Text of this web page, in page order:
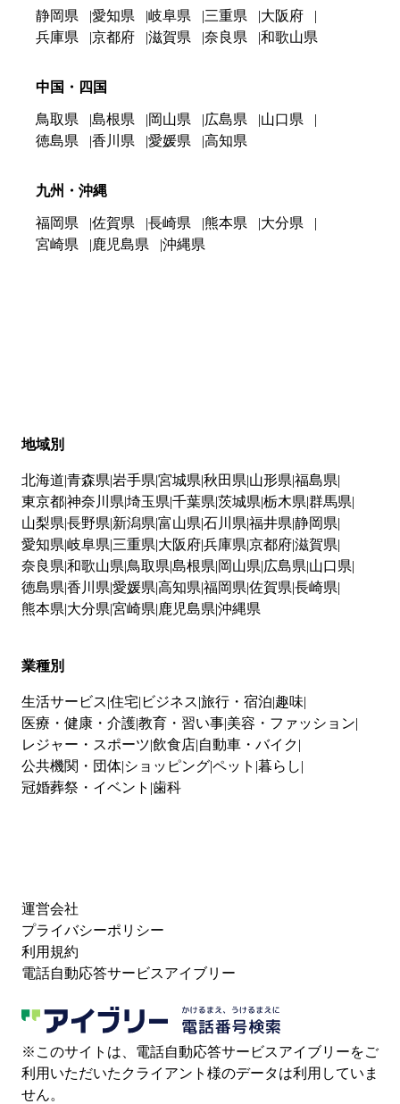
静岡県 愛知県 岐阜県 三重県
大阪府
兵庫県
京都府 滋賀県 奈良県 和歌山県
中国・四国
鳥取県 島根県 岡山県 広島県
山口県
徳島県
香川県 愛媛県 高知県
九州・沖縄
福岡県 佐賀県 長崎県 熊本県
大分県
宮崎県
鹿児島県 沖縄県
地域別
北海道 青森県 岩手県 宮城県 秋田県 山形県 福島県
東京都神奈川県 埼玉県 千葉県 茨城県 栃木県 群馬県
山梨県 長野県 新潟県 富山県 石川県 福井県 静岡県
愛知県 岐阜県 三重県 大阪府兵庫県 京都府滋賀県
奈良県 和歌山県 鳥取県 島根県 岡山県 広島県 山口県
徳島県 香川県 愛媛県 高知県 福岡県 佐賀県 長崎県
熊本県 大分県 宮崎県 鹿児島県 沖縄県
業種別
生活サービス 住宅 ビジネス 旅行・宿泊 趣味
医療・健康・介護教育・習い事 美容・ファッション
レジャー・スポーツ 飲食店 自動車・バイク
公共機関・団体 ショッピングペット 暮らし
冠婚葬祭・イベント 歯科
運営会社
プライバシーポリシー
利用規約
電話自動応答サービスアイブリー
※このサイトは、電話自動応答サービスアイブリーをご
利用いただいたクライアント様のデータは利用していま
せん。